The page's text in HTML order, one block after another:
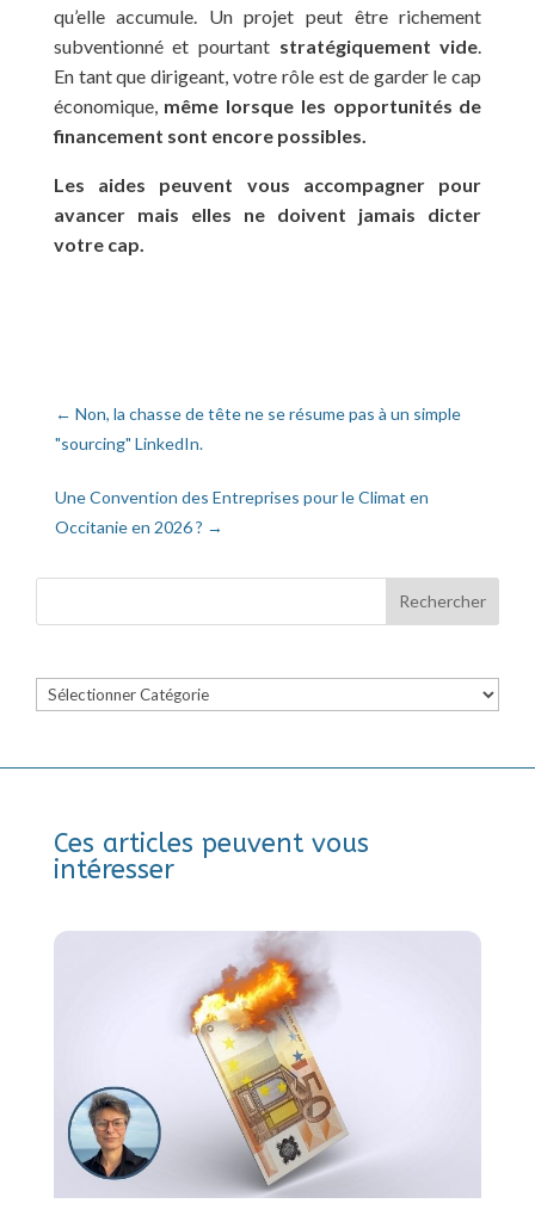
qu’elle accumule. Un projet peut être richement
subventionné et pourtant stratégiquement vide
En tant que dirigeant, votre rôle est de garder le cap
économique, même lorsque les opportunités de
financement sont encore possibles.
Les aides peuvent vous accompagner pour
avancer mais elles ne doivent jamais dicter
votre cap.
← Non, la chasse de tête ne se résume pas à un simple
"sourcing" LinkedIn.
Une Convention des Entreprises pour le Climat en
Occitanie en 2026 ? →
Catégories
Ces articles peuvent vous
intéresser